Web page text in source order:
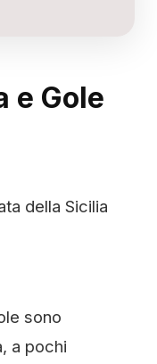
e Gole
della Sicilia
sono
a pochi